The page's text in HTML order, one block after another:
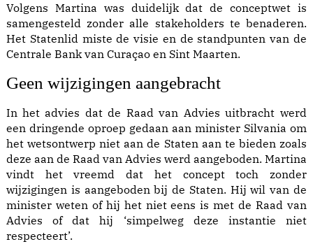
Volgens Martina was duidelijk dat de conceptwet is
samengesteld zonder alle stakeholders te benaderen.
Het Statenlid miste de visie en de standpunten van de
Centrale Bank van Curaçao en Sint Maarten.
Geen wijzigingen aangebracht
In het advies dat de Raad van Advies uitbracht werd
een dringende oproep gedaan aan minister Silvania om
het wetsontwerp niet aan de Staten aan te bieden zoals
deze aan de Raad van Advies werd aangeboden. Martina
vindt het vreemd dat het concept toch zonder
wijzigingen is aangeboden bij de Staten. Hij wil van de
minister weten of hij het niet eens is met de Raad van
Advies of dat hij ‘simpelweg deze instantie niet
respecteert’.